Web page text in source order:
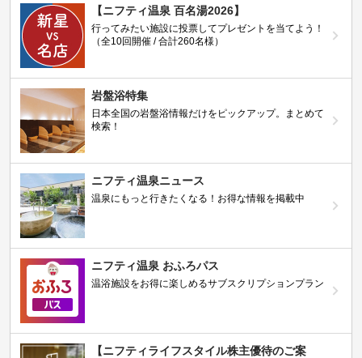
【ニフティ温泉 百名湯2026】
行ってみたい施設に投票してプレゼントを当てよう！
（全10回開催 / 合計260名様）
岩盤浴特集
日本全国の岩盤浴情報だけをピックアップ。まとめて
検索！
ニフティ温泉ニュース
温泉にもっと行きたくなる！お得な情報を掲載中
ニフティ温泉 おふろパス
温浴施設をお得に楽しめるサブスクリプションプラン
【ニフティライフスタイル株主優待のご案